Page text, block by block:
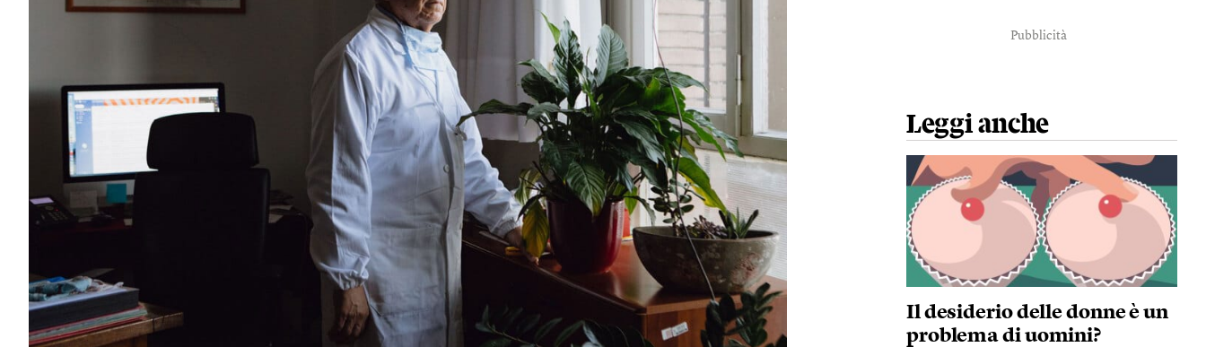
Pubblicità
Leggi anche
Il desiderio delle donne è un
problema di uomini?